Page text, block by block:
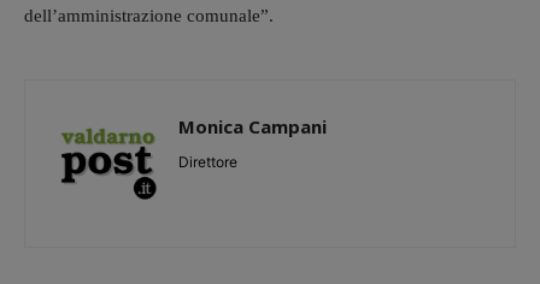
dell’amministrazione comunale”.
Monica Campani
Direttore